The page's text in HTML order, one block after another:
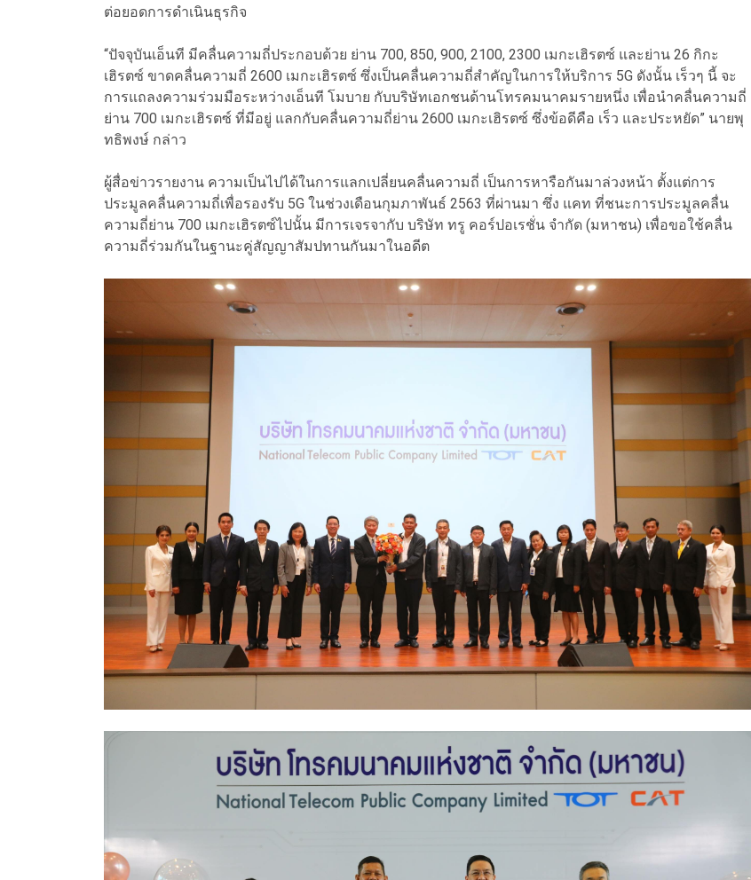
ต่อยอดการดำเนิน​ธุรกิจ​
“ปัจจุบัน​เอ็นที มีคลื่น​ความถี่​ประกอบด้วย ย่าน 700, 850, 900, 2100, 2300 เมกะเฮิรตซ์​ และ​ย่าน​ 26 กิกะ​
เฮิรตซ์​ ขาดคลื่น​ความถี่​ 2600 เม​กะ​เฮิรตซ์​ ซึ่งเป็นคลื่นความถี่​สำคัญในการให้บริการ 5G ดังนั้น​ เร็วๆ นี้ จะ
การแถลงความร่วมมือระหว่างเอ็นที โมบาย กับบริษัท​เอกชนด้านโทรคมนาคม​รายหนึ่ง เพื่อนำคลื่น​ความถี่
ย่าน 700 เม​กะ​เฮิรตซ์​ ที่มีอยู่ แลกกับคลื่นความถี่​ย่าน 2600 เม​กะ​เฮิรตซ์​ ซึ่งข้อดีคือ เร็ว และประหยัด” นายพุ
ทธิพงษ์ กล่าว
ผู้สื่อข่าวรายงาน ความเป็นไปได้ในการแลกเปลี่ยนคลื่นความถี่ เป็นการหารือกันมาล่วงหน้า ตั้งแต่การ
ประมูลคลื่นความถี่เพื่อรองรับ 5G ในช่วงเดือนกุมภาพันธ์​ 2563​ ที่ผ่านมา​ ซึ่ง แคท ที่ชนะการประมูลคลื่น​
ความถี่​ย่าน 700 เม​กะ​เฮิรตซ์​ไปนั้น มีการเจรจากับ บริษัท ทรู​ คอร์ปอ​เรชั่น​ จำกัด​ (มหาชน) เพื่อขอใช้คลื่น​
ความถี่ร่วมกันในฐานะคู่สัญญาสัมปทานกันมาในอดีต